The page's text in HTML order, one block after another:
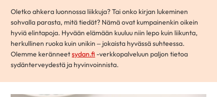
Oletko ahkera luonnossa liikkuja? Tai onko kirjan lukeminen
sohvalla parasta, mitä tiedät? Nämä ovat kumpainenkin oikein
hyviä elintapoja. Hyvään elämään kuuluu niin lepo kuin liikunta,
herkullinen ruoka kuin unikin – jokaista hyvässä suhteessa.
Olemme keränneetsydan.fi -verkkopalveluun paljon tietoa
sydänterveydestä ja hyvinvoinnista.